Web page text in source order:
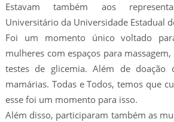
Estavam também aos
Universitário da Universidade Estadual
Foi um momento único voltado
mulheres com espaços para
testes de glicemia. Além de doação
mamárias. Todas e Todos, temos que
esse foi um momento para isso.
Além disso, participaram também as